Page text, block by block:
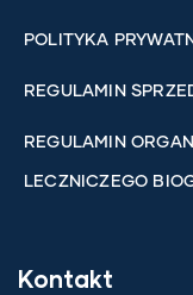
POLITYKA
REGULAMIN
REGULAMIN
LECZNICZEGO
Kontakt